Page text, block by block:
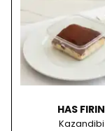
HAS FIRIN
Kazandibi